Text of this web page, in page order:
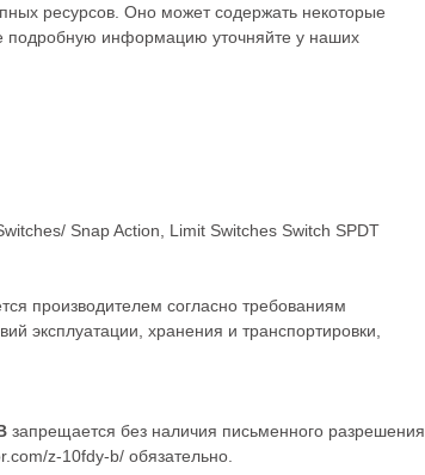
ресурсов. Оно может содержать некоторые
подробную информацию уточняйте у наших
Snap Action, Limit Switches Switch SPDT
производителем согласно требованиям
эксплуатации, хранения и транспортировки,
запрещается без наличия письменного разрешения
z-10fdy-b/ обязательно.